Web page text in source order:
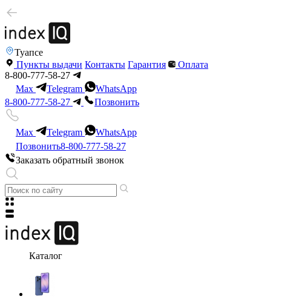
Туапсе
Пункты выдачи Контакты Гарантия
Оплата
8-800-777-58-27
Max
Telegram
WhatsApp
8-800-777-58-27
Позвонить
Max Telegram
WhatsApp
Позвонить8-800-777-58-27
Заказать обратный звонок
Каталог